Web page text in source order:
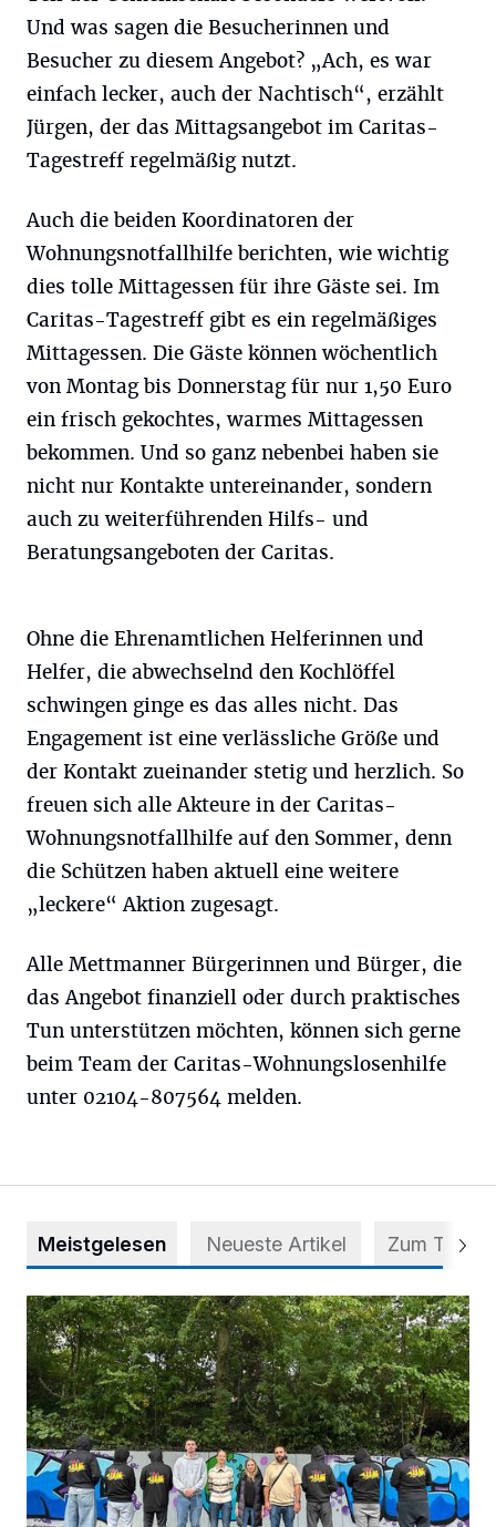
Und was sagen die Besucherinnen und
Besucher zu diesem Angebot? „Ach, es war
einfach lecker, auch der Nachtisch“, erzählt
Jürgen, der das Mittagsangebot im Caritas-
Tagestreff regelmäßig nutzt.
Auch die beiden Koordinatoren der
Wohnungsnotfallhilfe berichten, wie wichtig
dies tolle Mittagessen für ihre Gäste sei. Im
Caritas-Tagestreff gibt es ein regelmäßiges
Mittagessen. Die Gäste können wöchentlich
von Montag bis Donnerstag für nur 1,50 Euro
ein frisch gekochtes, warmes Mittagessen
bekommen. Und so ganz nebenbei haben sie
nicht nur Kontakte untereinander, sondern
auch zu weiterführenden Hilfs- und
Beratungsangeboten der Caritas.
Ohne die Ehrenamtlichen Helferinnen und
Helfer, die abwechselnd den Kochlöffel
schwingen ginge es das alles nicht. Das
Engagement ist eine verlässliche Größe und
der Kontakt zueinander stetig und herzlich. So
freuen sich alle Akteure in der Caritas-
Wohnungsnotfallhilfe auf den Sommer, denn
die Schützen haben aktuell eine weitere
„leckere“ Aktion zugesagt.
Alle Mettmanner Bürgerinnen und Bürger, die
das Angebot finanziell oder durch praktisches
Tun unterstützen möchten, können sich gerne
beim Team der Caritas-Wohnungslosenhilfe
unter 02104-807564 melden.
Meistgelesen Neueste Artikel Zum Thema
Aus Grau wird Haltung